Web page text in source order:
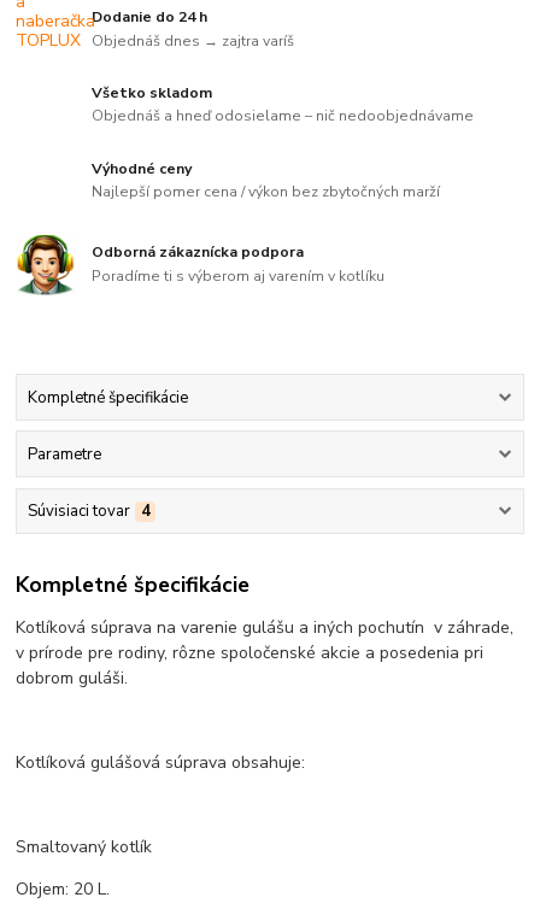
Dodanie do 24 h
Objednáš dnes → zajtra varíš
Všetko skladom
Objednáš a hneď odosielame – nič nedoobjednávame
Výhodné ceny
Najlepší pomer cena / výkon bez zbytočných marží
Odborná zákaznícka podpora
Poradíme ti s výberom aj varením v kotlíku
Kompletné špecifikácie
Parametre
Súvisiaci tovar 4
Kompletné špecifikácie
Kotlíková súprava na varenie gulášu a iných pochutín v záhrade,
v prírode pre rodiny, rôzne spoločenské akcie a posedenia pri
dobrom guláši.
Kotlíková gulášová súprava obsahuje:
Smaltovaný kotlík
Objem: 20 L.